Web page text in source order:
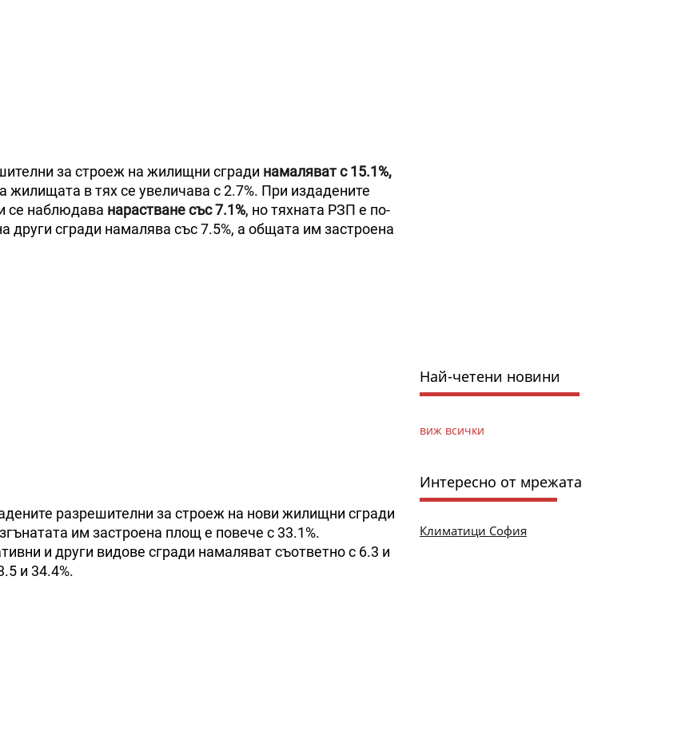
за строеж на жилищни сгради намаляват с 15.1%,
жилищата в тях се увеличава с 2.7%. При издадените
се наблюдава нарастване със 7.1%, но тяхната РЗП е по-
други сгради намалява със 7.5%, а общата им застроена
разрешителни за строеж на нови жилищни сгради
им застроена площ е повече с 33.1%.
и други видове сгради намаляват съответно с 6.3 и
и 34.4%.
Най-четени новини
виж всички
Интересно от мрежата
Климатици София